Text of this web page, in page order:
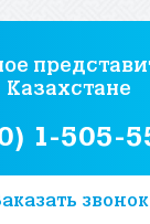
Казахстане
1-505-
звонок